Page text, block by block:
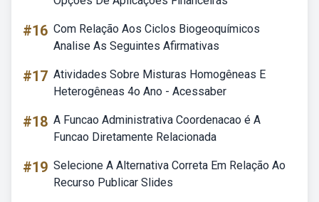
#16 Com Relação Aos Ciclos Biogeoquímicos
Analise As Seguintes Afirmativas
#17 Atividades Sobre Misturas Homogêneas E
Heterogêneas 4o Ano - Acessaber
#18 A Funcao Administrativa Coordenacao é A
Funcao Diretamente Relacionada
#19 Selecione A Alternativa Correta Em Relação Ao
Recurso Publicar Slides